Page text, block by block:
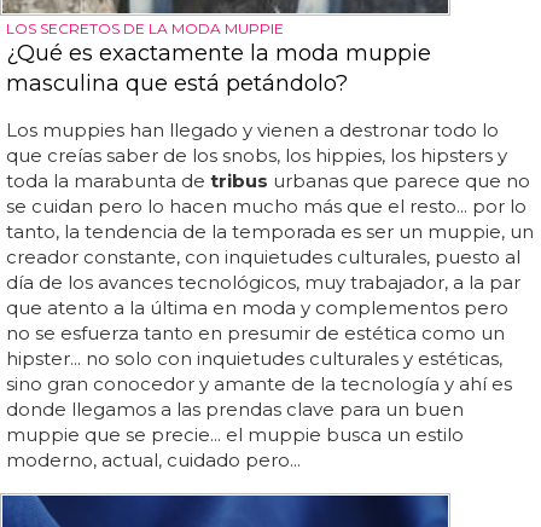
LOS SECRETOS DE LA MODA MUPPIE
¿Qué es exactamente la moda muppie
masculina que está petándolo?
Los muppies han llegado y vienen a destronar todo lo
que creías saber de los snobs, los hippies, los hipsters y
toda la marabunta de tribus urbanas que parece que no
se cuidan pero lo hacen mucho más que el resto... por lo
tanto, la tendencia de la temporada es ser un muppie, un
creador constante, con inquietudes culturales, puesto al
día de los avances tecnológicos, muy trabajador, a la par
que atento a la última en moda y complementos pero
no se esfuerza tanto en presumir de estética como un
hipster... no solo con inquietudes culturales y estéticas,
sino gran conocedor y amante de la tecnología y ahí es
donde llegamos a las prendas clave para un buen
muppie que se precie... el muppie busca un estilo
moderno, actual, cuidado pero...